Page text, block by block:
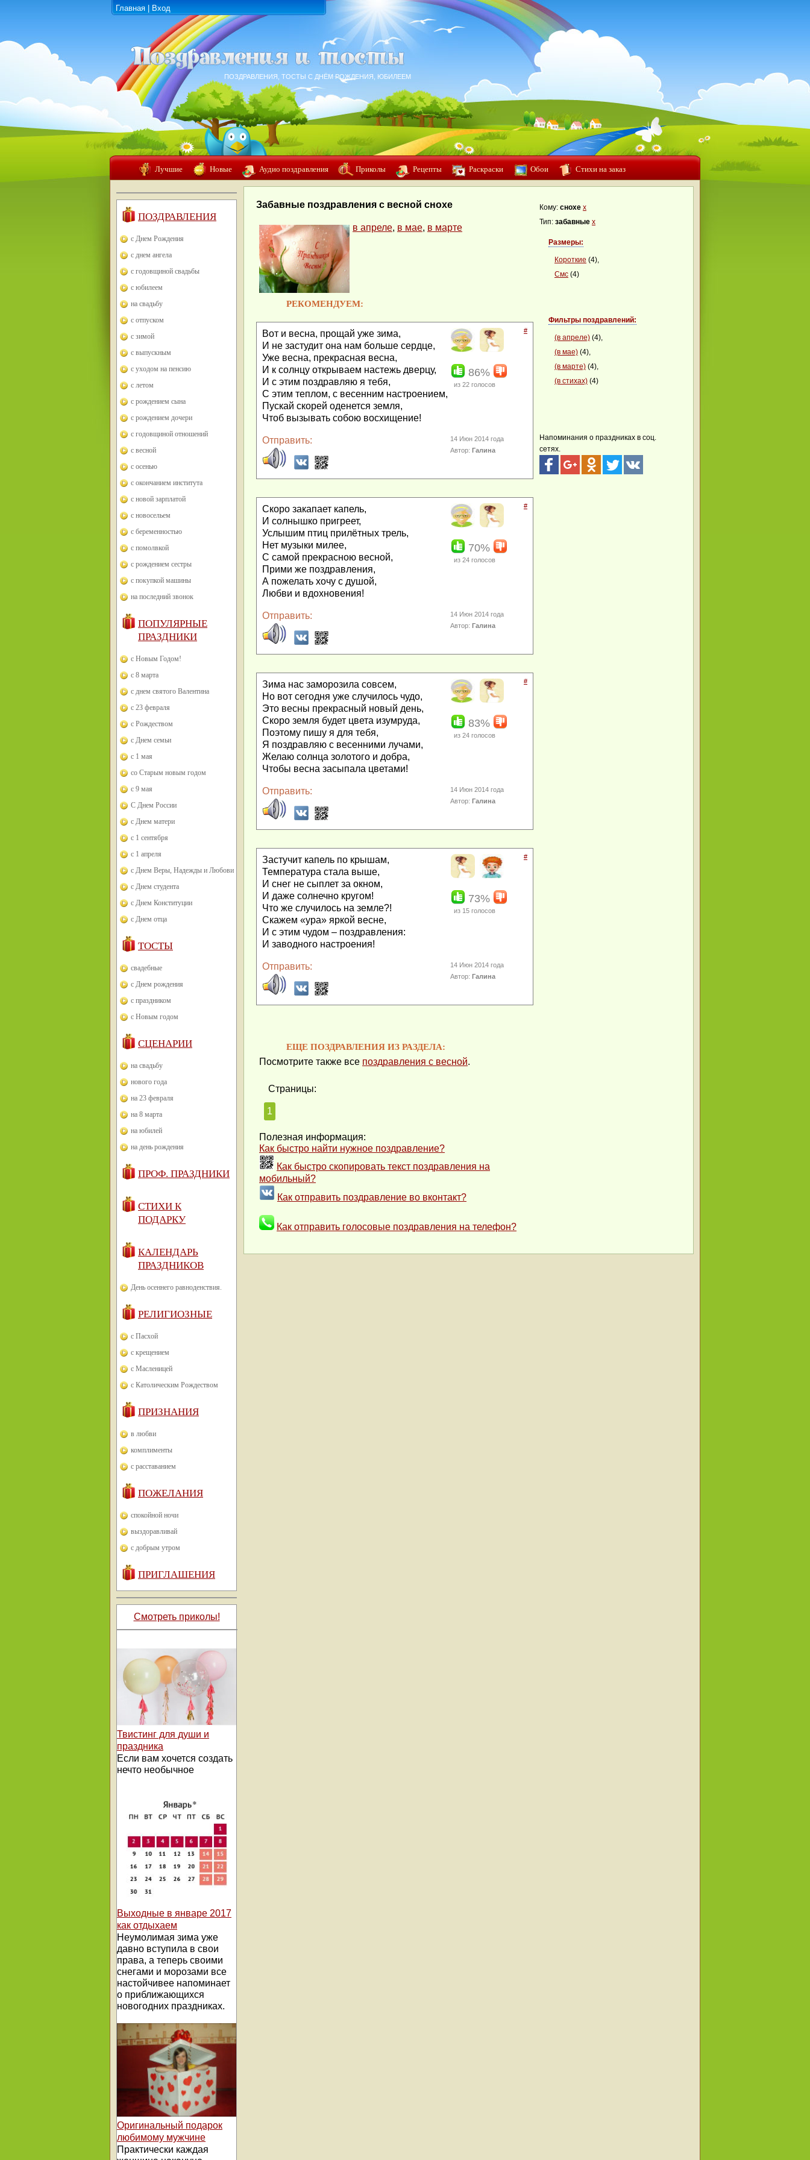
Главная Вход
ПОЗДРАВЛЕНИЯ, ТОСТЫ С ДНЁМ РОЖДЕНИЯ, ЮБИЛЕЕМ
Лучшие Новые Аудио поздравления Приколы Рецепты Раскраски Обои Стихи на заказ
ПОЗДРАВЛЕНИЯ
с Днем Рождения
с днем ангела
с годовщиной свадьбы
с юбилеем
на свадьбу
с отпуском
с зимой
с выпускным
с уходом на пенсию
с летом
с рождением сына
с рождением дочери
с годовщиной отношений
с весной
с осенью
с окончанием института
с новой зарплатой
с новосельем
с беременностью
с помолвкой
с рождением сестры
с покупкой машины
на последний звонок
ПОПУЛЯРНЫЕ
ПРАЗДНИКИ
с Новым Годом!
с 8 марта
с днем святого Валентина
с 23 февраля
с Рождеством
с Днем семьи
с 1 мая
со Старым новым годом
с 9 мая
С Днем России
с Днем матери
с 1 сентября
с 1 апреля
с Днем Веры, Надежды и Любови
с Днем студента
с Днем Конституции
с Днем отца
ТОСТЫ
свадебные
с Днем рождения
с праздником
с Новым годом
СЦЕНАРИИ
на свадьбу
нового года
на 23 февраля
на 8 марта
на юбилей
на день рождения
ПРОФ. ПРАЗДНИКИ
СТИХИ К
ПОДАРКУ
КАЛЕНДАРЬ
ПРАЗДНИКОВ
День осеннего равноденствия.
РЕЛИГИОЗНЫЕ
с Пасхой
с крещением
с Масленицей
с Католическим Рождеством
ПРИЗНАНИЯ
в любви
комплименты
с расставанием
ПОЖЕЛАНИЯ
спокойной ночи
выздоравливай
с добрым утром
ПРИГЛАШЕНИЯ
Смотреть приколы!
Твистинг для души и
праздника
Если вам хочется создать
нечто необычное
Выходные в январе 2017
как отдыхаем
Неумолимая зима уже
давно вступила в свои
права, а теперь своими
снегами и морозами все
настойчивее напоминает
о приближающихся
новогодних праздниках.
Оригинальный подарок
любимому мужчине
Практически каждая
Забавные поздравления с весной снохе
в апреле, в мае, в марте
РЕКОМЕНДУЕМ:
Вот и весна, прощай уже зима,
И не застудит она нам больше сердце,
Уже весна, прекрасная весна,
И к солнцу открываем настежь дверцу,
И с этим поздравляю я тебя,
С этим теплом, с весенним настроением,
Пускай скорей оденется земля,
Чтоб вызывать собою восхищение!
#
86%
из 22 голосов
Отправить:
14 Июн 2014 года
Автор:Галина
Скоро закапает капель,
И солнышко пригреет,
Услышим птиц прилётных трель,
Нет музыки милее,
С самой прекрасною весной,
Прими же поздравления,
А пожелать хочу с душой,
Любви и вдохновения!
#
70%
из 24 голосов
Отправить:
14 Июн 2014 года
Автор:Галина
Зима нас заморозила совсем,
Но вот сегодня уже случилось чудо,
Это весны прекрасный новый день,
Скоро земля будет цвета изумруда,
Поэтому пишу я для тебя,
Я поздравляю с весенними лучами,
Желаю солнца золотого и добра,
Чтобы весна засыпала цветами!
#
83%
из 24 голосов
Отправить:
14 Июн 2014 года
Автор:Галина
Застучит капель по крышам,
Температура стала выше,
И снег не сыплет за окном,
И даже солнечно кругом!
Что же случилось на земле?!
Скажем «ура» яркой весне,
И с этим чудом – поздравления:
И заводного настроения!
#
73%
из 15 голосов
Отправить:
14 Июн 2014 года
Автор:Галина
ЕЩЕ ПОЗДРАВЛЕНИЯ ИЗ РАЗДЕЛА:
Посмотрите также все поздравления с весной.
Страницы:
1
Полезная информация:
Как быстро найти нужное поздравление?
Как быстро скопировать текст поздравления на
мобильный?
Как отправить поздравление во вконтакт?
Как отправить голосовые поздравления на телефон?
Кому: снохе x
Тип: забавные x
Размеры:
Короткие (4),
Смс (4)
Фильтры поздравлений:
(в апреле) (4),
(в мае) (4),
(в марте) (4),
(в стихах) (4)
Напоминания о праздниках в соц.
сетях.